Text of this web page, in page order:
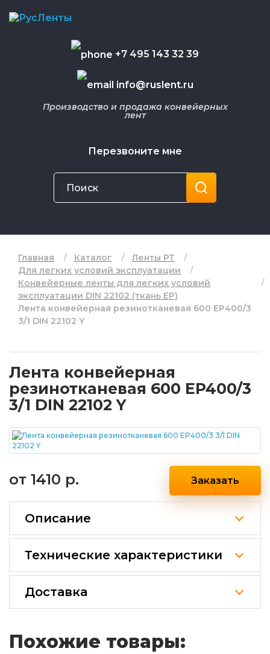
+7 495 143 32 39
info@ruslent.ru
Перезвоните мне
Производство и продажа конвейерных
лент
Главная Каталог
Ленты РТ
Для легких условий эксплуатации
Конвейерные ленты для легких условий
эксплуатации DIN 22102 (ткань EP)
Лента конвейерная резинотканевая 600 EP400/3
3/1 DIN 22102 Y
Лента конвейерная
резинотканевая 600 EP400/3
3/1 DIN 22102 Y
от 1410 р. Заказать
Описание
Технические характеристики
Доставка
Похожие товары: